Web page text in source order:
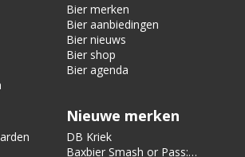
Bier merken
Bier aanbiedingen
Bier nieuws
Bier shop
Bier agenda
Nieuwe merken
DB Kriek
Baxbier Smash or Pass: